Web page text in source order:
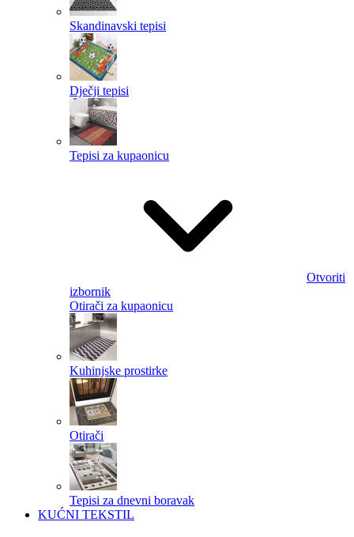
Skandinavski tepisi
Dječji tepisi
Tepisi za kupaonicu
Otvoriti
izbornik
Otirači za kupaonicu
Kuhinjske prostirke
Otirači
Tepisi za dnevni boravak
KUĆNI TEKSTIL